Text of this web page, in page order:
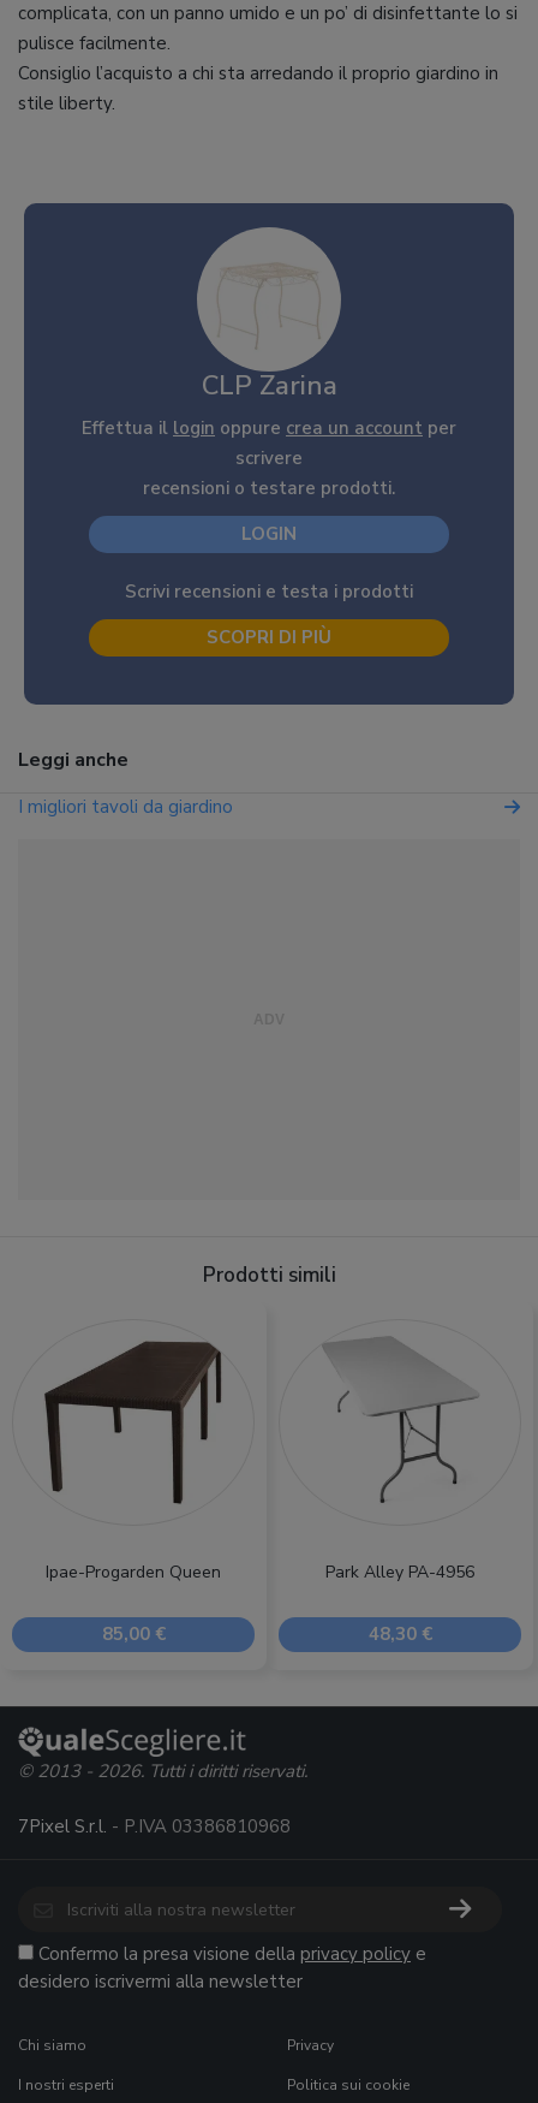
complicata, con un panno umido e un po’ di disinfettante lo si
pulisce facilmente.
Consiglio l’acquisto a chi sta arredando il proprio giardino in
stile liberty.
CLP Zarina
Effettua il login oppure crea un account per
scrivere
recensioni o testare prodotti.
LOGIN
Scrivi recensioni e testa i prodotti
SCOPRI DI PIÙ
Leggi anche
I migliori tavoli da giardino
Prodotti simili
Ipae-Progarden Queen
85,00 €
Park Alley PA-4956
48,30 €
© 2013 - 2026. Tutti i diritti riservati.
7Pixel S.r.l. - P.IVA 03386810968
Confermo la presa visione della privacy policy e
desidero iscrivermi alla newsletter
Chi siamo
I nostri esperti
Privacy
Politica sui cookie